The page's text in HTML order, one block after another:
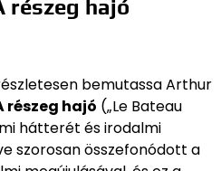
részeg hajó
bemutassa Arthur
részeg hajó („Le Bateau
hátterét és irodalmi
szorosan összefonódott a